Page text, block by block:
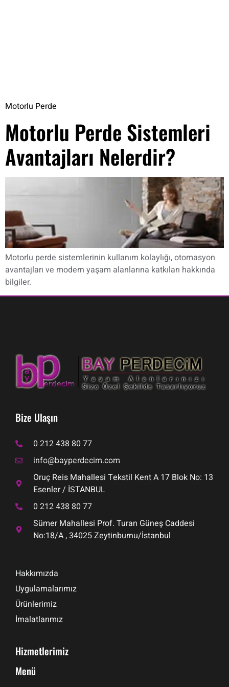
Motorlu Perde
Motorlu Perde Sistemleri
Avantajları Nelerdir?
Motorlu perde sistemlerinin kullanım kolaylığı, otomasyon
avantajları ve modern yaşam alanlarına katkıları hakkında
bilgiler.
Bize Ulaşın
0 212 438 80 77
info@bayperdecim.com
Oruç Reis Mahallesi Tekstil Kent A 17 Blok No: 13
Esenler / İSTANBUL
0 212 438 80 77
Sümer Mahallesi Prof. Turan Güneş Caddesi
No:18/A , 34025 Zeytinburnu/İstanbul
Hakkımızda
Uygulamalarımız
Ürünlerimiz
İmalatlarımız
Hizmetlerimiz
Menü